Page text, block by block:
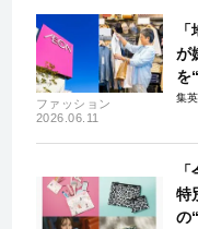
ファッション
2026.06.11
が
を
集
特
の